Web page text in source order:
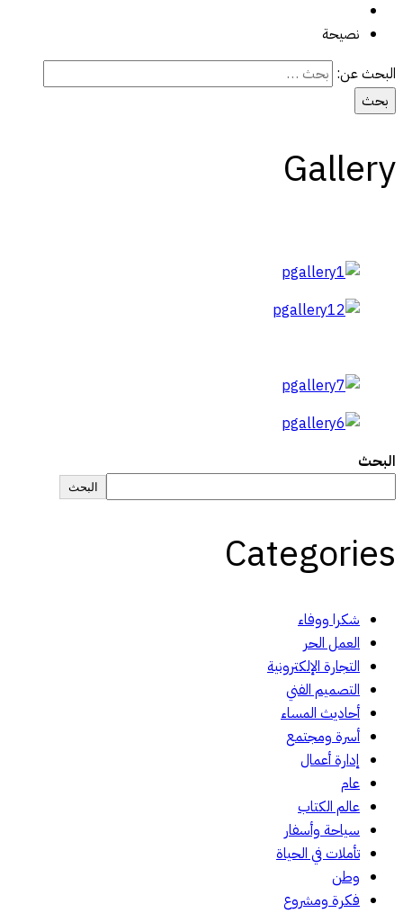
نصيحة
البحث عن:
Gallery
البحث
البحث
Categories
شكرا ووفاء
العمل الحر
التجارة الإلكترونية
التصميم الفني
أحاديث المساء
أسرة ومجتمع
إدارة أعمال
عام
عالم الكتاب
سياحة وأسفار
تأملات في الحياة
وطن
فكرة ومشروع